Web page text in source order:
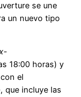
se une
un nuevo tipo
18:00 horas) y
el
, que incluye las